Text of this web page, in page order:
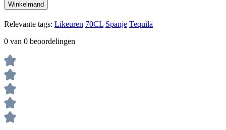
Winkelmand
Relevante tags: Likeuren 70CL Spanje Tequila
0 van 0 beoordelingen